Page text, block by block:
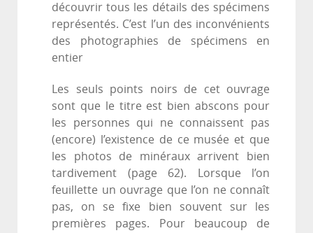
découvrir tous les détails des spécimens
représentés. C’est l’un des inconvénients
des photographies de spécimens en
entier
Les seuls points noirs de cet ouvrage
sont que le titre est bien abscons pour
les personnes qui ne connaissent pas
(encore) l’existence de ce musée et que
les photos de minéraux arrivent bien
tardivement (page 62). Lorsque l’on
feuillette un ouvrage que l’on ne connaît
pas, on se fixe bien souvent sur les
premières pages. Pour beaucoup de